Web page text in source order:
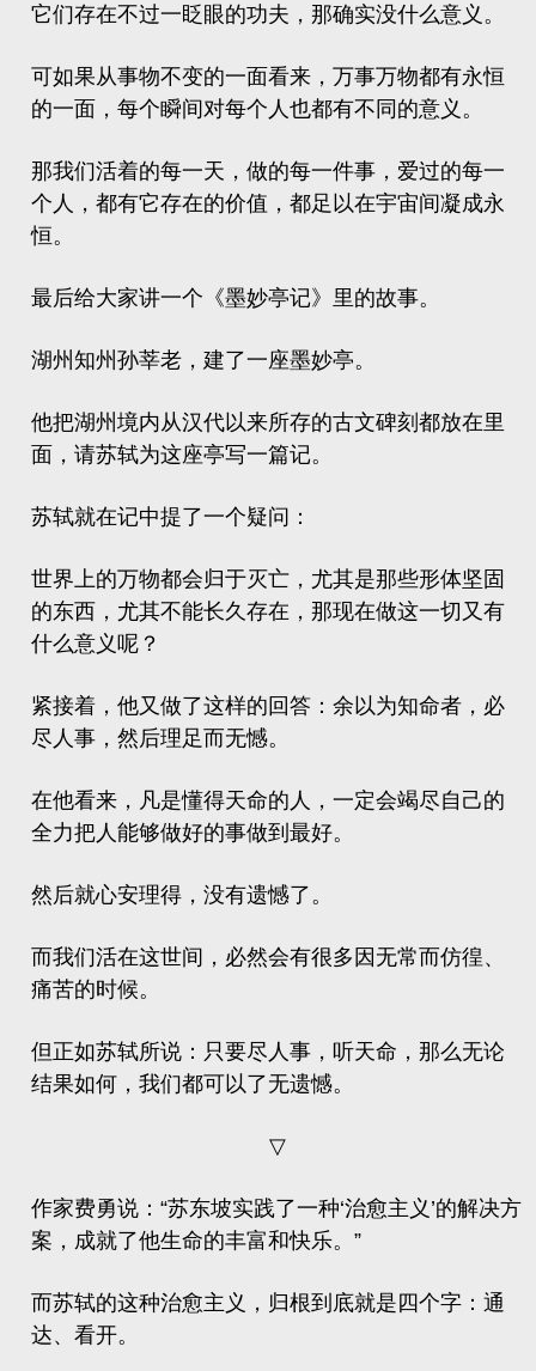
它们存在不过一眨眼的功夫，那确实没什么意义。
可如果从事物不变的一面看来，万事万物都有永恒
的一面，每个瞬间对每个人也都有不同的意义。
那我们活着的每一天，做的每一件事，爱过的每一
个人，都有它存在的价值，都足以在宇宙间凝成永
恒。
最后给大家讲一个《墨妙亭记》里的故事。
湖州知州 孙莘老 ，建了一座墨妙亭。
他把湖州境内从汉代以来所存的古文碑刻都放在里
面，请苏轼为这座亭写一篇记。
苏轼就在记中提了一个疑问：
世界上的万物都会归于灭亡，尤其是那些形体坚固
的东西，尤其不能长久存在，那现在做这一切又有
什么意义呢？
紧接着，他又做了这样的回答：余以为知命者，必
尽人事，然后理足而无憾。
在他看来，凡是懂得天命的人，一定会竭尽自己的
全力把人能够做好的事做到最好。
然后就心安理得，没有遗憾了。
而我们活在这世间，必然会有很多因无常而仿徨、
痛苦的时候。
但正如苏轼所说：只要尽人事，听天命，那么无论
结果如何，我们都可以了无遗憾。
▽
作家费勇说：“苏东坡实践了一种‘治愈主义’的解决方
案，成就了他生命的丰富和快乐。”
而苏轼的这种治愈主义，归根到底就是四个字：通
达、看开。